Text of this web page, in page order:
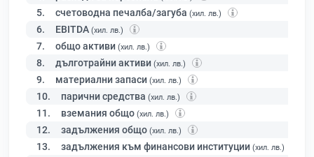
5. счетоводна печалба/загуба (хил. лв.)
6. EBITDA (хил. лв.)
7. общо активи (хил. лв.)
8. дълготрайни активи (хил. лв.)
9. материални запаси (хил. лв.)
10. парични средства (хил. лв.)
11. вземания общо (хил. лв.)
12. задължения общо (хил. лв.)
13. задължения към финансови институции (хил. лв.)